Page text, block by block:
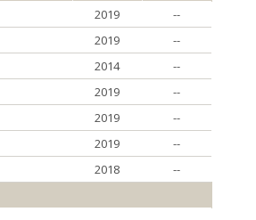
2019
--
2019
--
2014
--
2019
--
2019
--
2019
--
2018
--